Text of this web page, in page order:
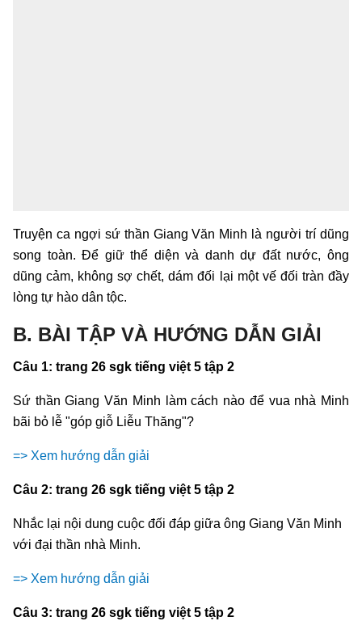
Truyện ca ngợi sứ thần Giang Văn Minh là người trí dũng
song toàn. Để giữ thể diện và danh dự đất nước, ông
dũng cảm, không sợ chết, dám đối lại một vế đối tràn đầy
lòng tự hào dân tộc.
B. BÀI TẬP VÀ HƯỚNG DẪN GIẢI
Câu 1: trang 26 sgk tiếng việt 5 tập 2
Sứ thần Giang Văn Minh làm cách nào để vua nhà Minh
bãi bỏ lễ "góp giỗ Liễu Thăng"?
=> Xem hướng dẫn giải
Câu 2: trang 26 sgk tiếng việt 5 tập 2
Nhắc lại nội dung cuộc đối đáp giữa ông Giang Văn Minh
với đại thần nhà Minh.
=> Xem hướng dẫn giải
Câu 3: trang 26 sgk tiếng việt 5 tập 2